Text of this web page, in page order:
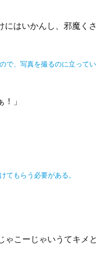
にはいかんし、邪魔くさ
で、写真を撮るのに立ってい
」
てもらう必要がある。
ゃこーじゃいうてキメと